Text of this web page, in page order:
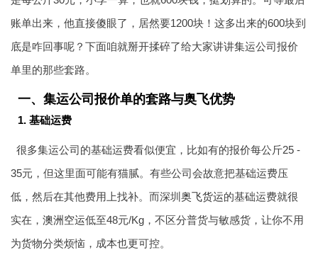
账单出来，他直接傻眼了，居然要1200块！这多出来的600块到
底是咋回事呢？下面咱就掰开揉碎了给大家讲讲集运公司报价
单里的那些套路。
一、集运公司报价单的套路与奥飞优势
1. 基础运费
很多集运公司的基础运费看似便宜，比如有的报价每公斤25 -
35元，但这里面可能有猫腻。有些公司会故意把基础运费压
低，然后在其他费用上找补。而深圳 奥飞货运的基础运费就很
实在， 澳洲空运低至48元/Kg，不区分普货与敏感货，让你不用
为货物分类烦恼，成本也更可控。